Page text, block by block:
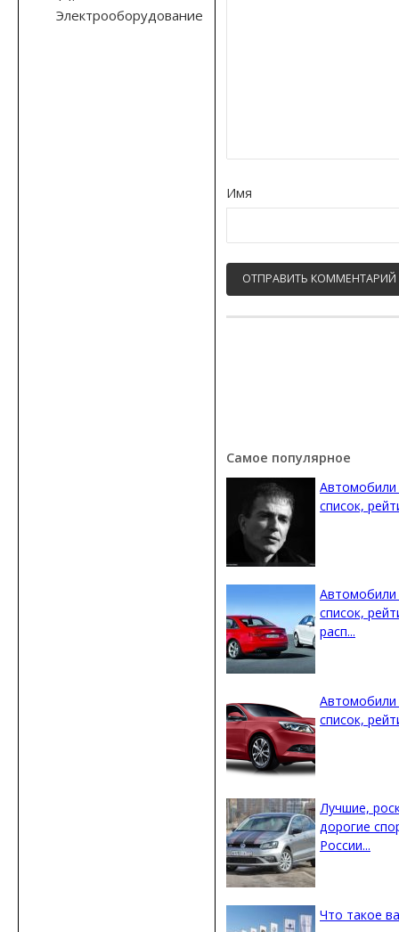
Электрооборудование
Имя
Самое популярное
Автомобили
список,
Автомобили
список,
расп...
Автомобили
список,
Лучшие,
дорогие
России...
Что такое